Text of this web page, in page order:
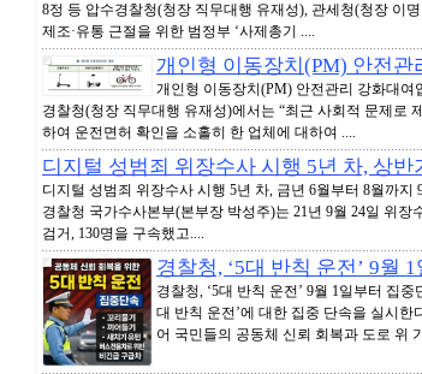
8정 등 압수경찰청(청장 직무대행 유재성), 관세청(청장 이
제조·유통 근절을 위한 범정부 ‘사제총기 ....
개인형 이동장치(PM) 안전관
개인형 이동장치(PM) 안전관리 강화대여
경찰청(청장 직무대행 유재성)에서는 “최근 사회적 문제로
하여 운전면허 확인을 소홀히 한 업체에 대하여 ....
디지털 성범죄 위장수사 시행 5년 차, 상반
디지털 성범죄 위장수사 시행 5년 차, 금년 6월부터 8월까
경찰청 국가수사본부(본부장 박성주)는 21년 9월 24일 위
검거, 130명을 구속했고....
경찰청, ‘5대 반칙 운전’ 9월
경찰청, ‘5대 반칙 운전’ 9월 1일부터 집
대 반칙 운전’에 대한 집중 단속을 실시
어 국민들의 공동체 신뢰 회복과 도로 위